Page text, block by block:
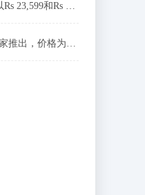
中兴Axon Mini和Blade V6分别以Rs 23,599和Rs 9,999推出
Intex Aqua Ring在亚马逊印度独家推出，价格为3,999卢比